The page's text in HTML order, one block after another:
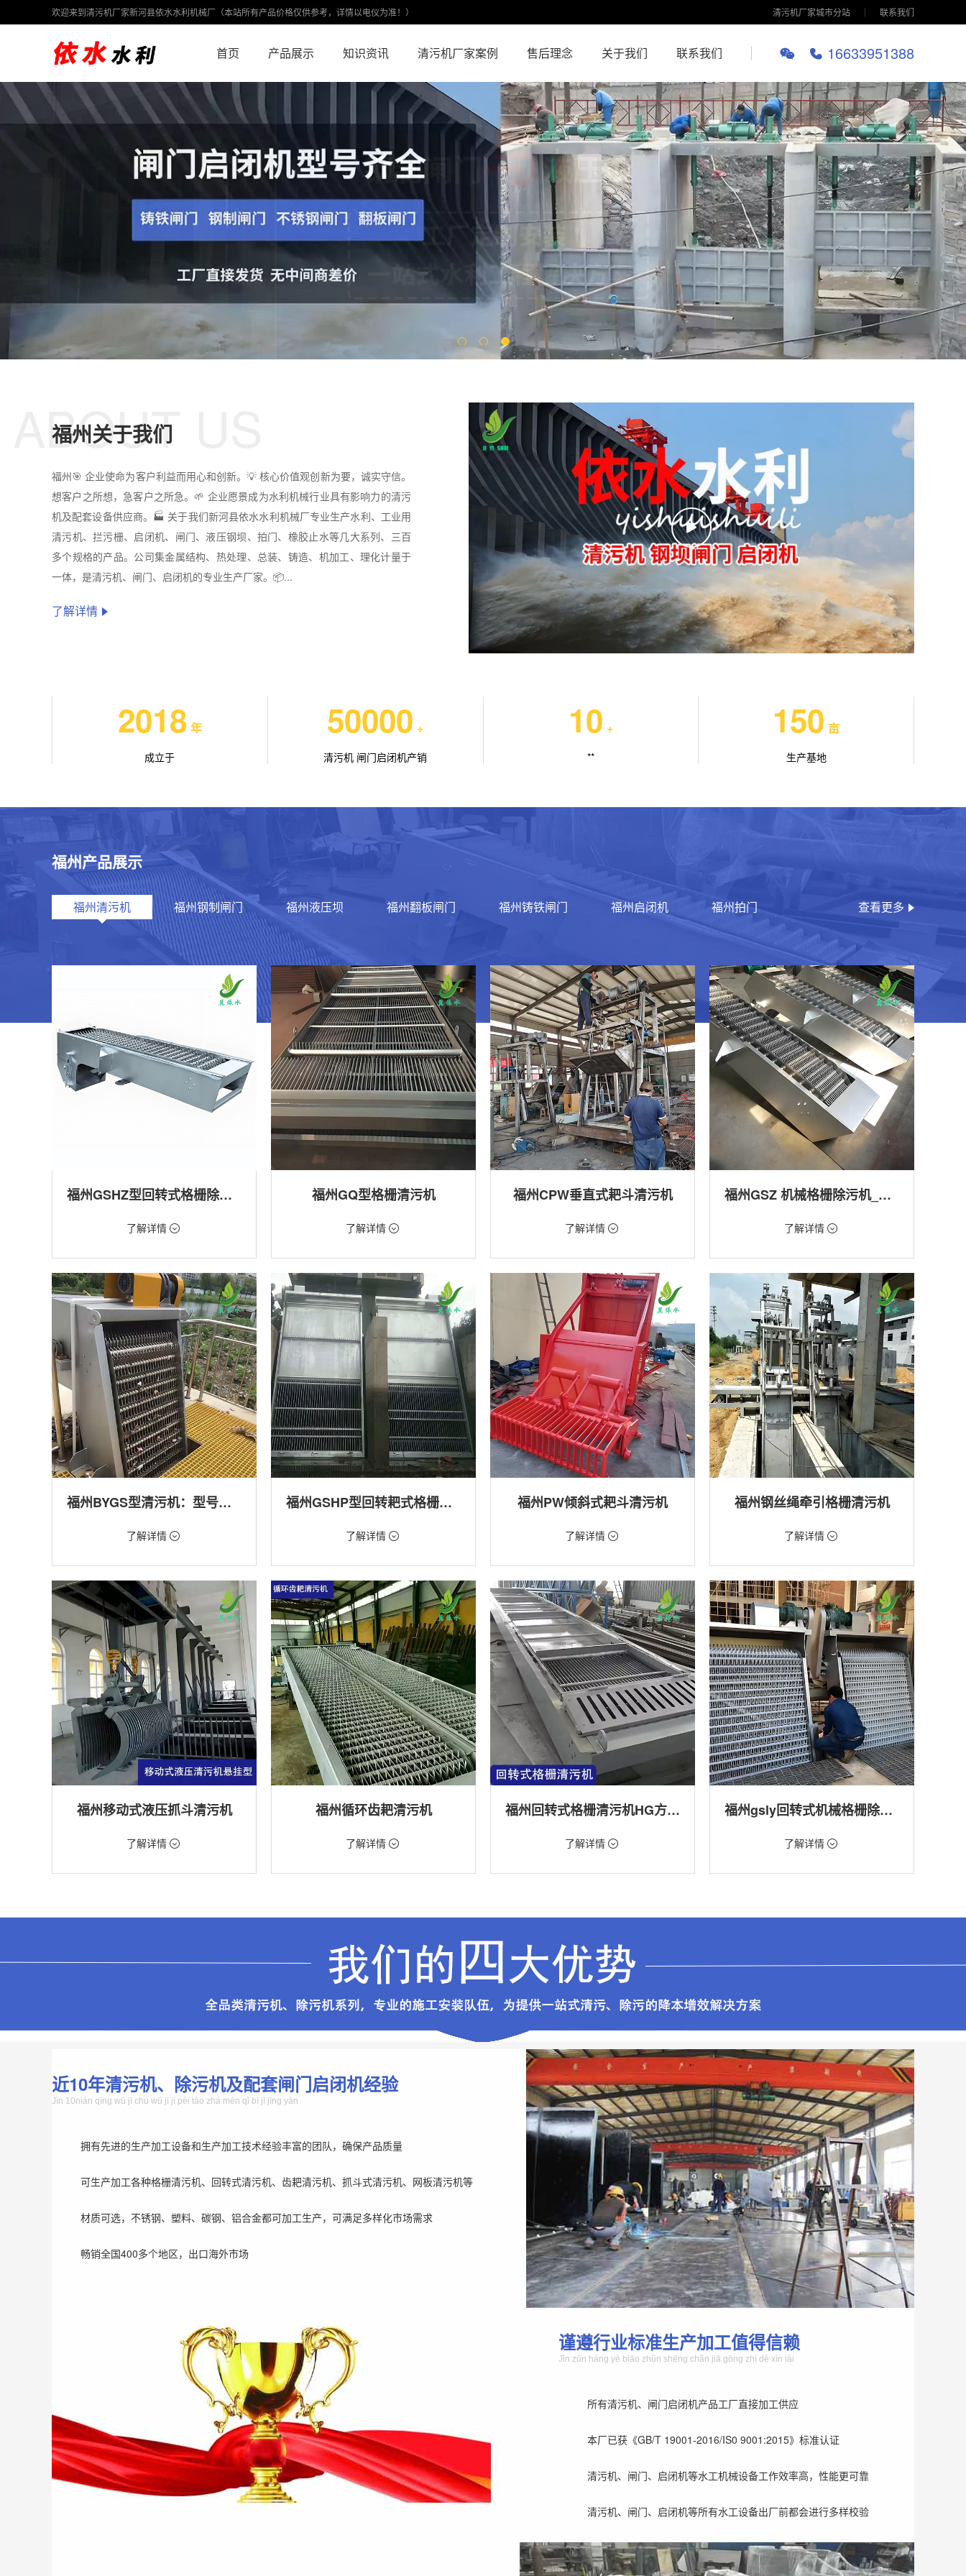
欢迎来到清污机厂家新河县依水水利机械厂（本站所有产品价格仅供参考，详情以电仪为准！） 清污机厂家城市分站 联系我们
16633951388
首页 产品展示 知识资讯 清污机厂家案例 售后理念 关于我们 联系我们
福州关于我们
ABOUT US
福州🎯 企业使命为客户利益而用心和创新。💡 核心价值观创新为要，诚实守信。
想客户之所想，急客户之所急。🌱 企业愿景成为水利机械行业具有影响力的清污
机及配套设备供应商。🏭 关于我们新河县依水水利机械厂专业生产水利、工业用
清污机、拦污栅、启闭机、闸门、液压钢坝、拍门、橡胶止水等几大系列、三百
多个规格的产品。公司集金属结构、热处理、总装、铸造、机加工、理化计量于
一体，是清污机、闸门、启闭机的专业生产厂家。📦...
了解详情
2018 年
成立于
50000 +
清污机 闸门启闭机产销
10 +
**
150 亩
生产基地
福州产品展示
福州清污机 福州钢制闸门 福州液压坝 福州翻板闸门 福州铸铁闸门 福州启闭机 福州拍门 查看更多
福州GSHZ型回转式格栅除污机
价格：1.08万/台
机,回转式清污机
用途：泵站,污水处理,水电站,自来水厂,渠道,水
产养殖,化工,纺织,给排水工程
了解详情
福州GQ型格栅清污机
价格：1899元/台
机
用途：泵站,污水处理,水电站,自来水厂,给排水
工程
了解详情
福州CPW垂直式耙斗清污机
价格：5268元/台了解详情
福州GSZ 机械格栅除污机_污水处理拦截设备_型号参数 | 工作原理 | 适用场景详解
价格：1800元/台
机
用途：泵站,污水处理,渠道,河道,化工,纺织,给
排水工程
了解详情
福州BYGS型清污机：型号多样应用广泛
价格：1.23万/台
机
用途：泵站,污水处理,渠道,化工,纺织
了解详情
福州GSHP型回转耙式格栅清污机
价格：1.18万/台
机,回转式清污机
用途：泵站,污水处理,水电站,自来水厂,渠道,河
道,防洪排涝
了解详情
福州PW倾斜式耙斗清污机
价格：1.28万/台了解详情
福州钢丝绳牵引格栅清污机
价格：2888元/台了解详情
福州移动式液压抓斗清污机
价格：5698元/台
机
了解详情
福州循环齿耙清污机
价格：1898元/台
机
了解详情
福州回转式格栅清污机HG方型-连续式自动清污优选设备
价格：9888元/台
机
了解详情
福州gsly回转式机械格栅除污机
价格：1.66万/台
机
了解详情
近10年清污机、除污机及配套闸门启闭机经验
Jìn 10nián qīng wū jī chú wū jī jí pèi tào zhá mén qǐ bì jī jīng yàn
拥有先进的生产加工设备和生产加工技术经验丰富的团队，确保产品质量
可生产加工各种格栅清污机、回转式清污机、齿耙清污机、抓斗式清污机、网板清污机等
材质可选，不锈钢、塑料、碳钢、铝合金都可加工生产，可满足多样化市场需求
畅销全国400多个地区，出口海外市场
谨遵行业标准生产加工值得信赖
Jǐn zūn háng yè biāo zhǔn shēng chǎn jiā gōng zhí dé xìn lài
所有清污机、闸门启闭机产品工厂直接加工供应
本厂已获《GB/T 19001-2016/IS0 9001:2015》标准认证
清污机、闸门、启闭机等水工机械设备工作效率高，性能更可靠
清污机、闸门、启闭机等所有水工设备出厂前都会进行多样校验